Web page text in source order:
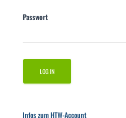
Passwort
Infos zum HTW-Account